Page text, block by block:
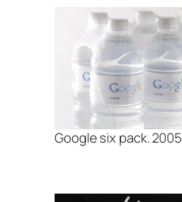
Google six pack. 2005